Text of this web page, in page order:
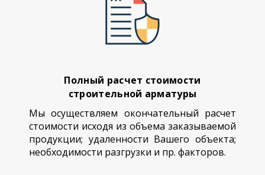
Полный расчет стоимости
строительной арматуры
Мы осуществляем окончательный расчет
стоимости исходя из объема заказываемой
продукции; удаленности Вашего объекта;
необходимости разгрузки и пр. факторов.